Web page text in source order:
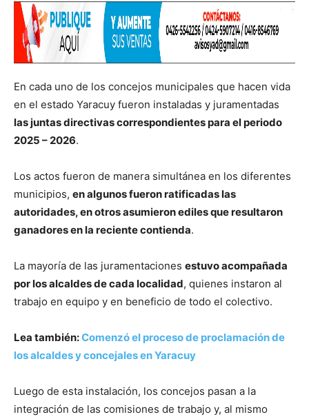
En cada uno de los concejos municipales que hacen vida
en el estado Yaracuy fueron instaladas y juramentadas
las juntas directivas correspondientes para el periodo
2025 – 2026.
Los actos fueron de manera simultánea en los diferentes
municipios, en algunos fueron ratificadas las
autoridades, en otros asumieron ediles que resultaron
ganadores en la reciente contienda.
La mayoría de las juramentaciones estuvo acompañada
por los alcaldes de cada localidad, quienes instaron al
trabajo en equipo y en beneficio de todo el colectivo.
Lea también:Comenzó el proceso de proclamación de
los alcaldes y concejales en Yaracuy
Luego de esta instalación, los concejos pasan a la
integración de las comisiones de trabajo y, al mismo